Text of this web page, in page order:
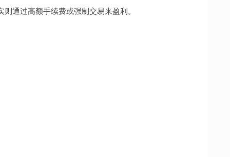
通过高额手续费或强制交易来盈利。